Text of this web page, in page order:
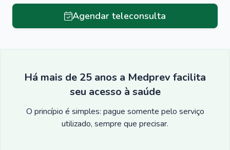
Agendar teleconsulta
Há mais de 25 anos a Medprev facilita
seu acesso à saúde
O princípio é simples: pague somente pelo serviço
utilizado, sempre que precisar.